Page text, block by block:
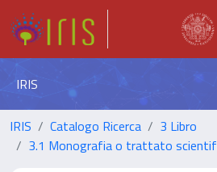
IRIS
IRIS Catalogo Ricerca
3 Libro
3.1 Monografia o trattato